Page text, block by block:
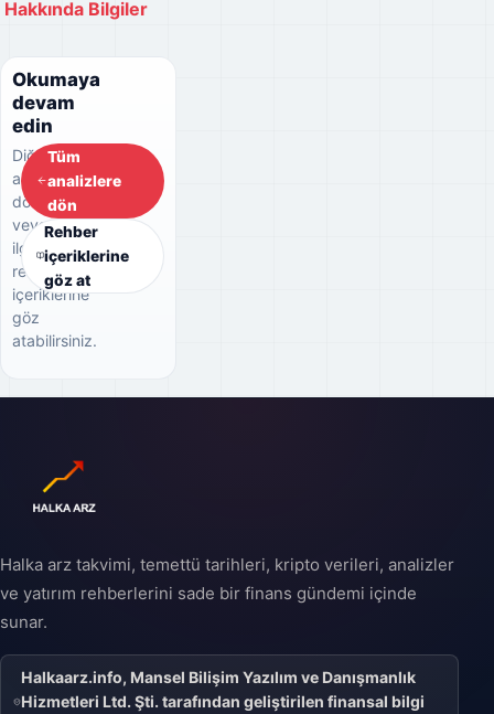
Hakkında Bilgiler
Okumaya
devam
edin
Diğer
analizlere
dönebilir
veya
ilgili
rehber
içeriklerine
göz
atabilirsiniz.
Tüm
analizlere
dön
Rehber
içeriklerine
göz at
Halka arz takvimi, temettü tarihleri, kripto verileri, analizler
ve yatırım rehberlerini sade bir finans gündemi içinde
sunar.
Halkaarz.info, Mansel Bilişim Yazılım ve Danışmanlık
Hizmetleri Ltd. Şti. tarafından geliştirilen finansal bilgi